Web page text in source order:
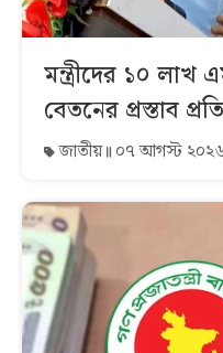
মন্ত্রীদের ১০ লাখ
বেতনের প্রস্তাব
জাতীয় ০৭ আগস্ট